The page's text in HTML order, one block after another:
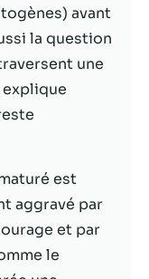
avant
la question
une
est
aggravé par
et par
le
Web.
intérêt et
vous
notre
vous
les
du